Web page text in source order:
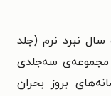
سال نبرد نرم (جلد
مجموعه‌ی سه‌جلدی
بروز بحران